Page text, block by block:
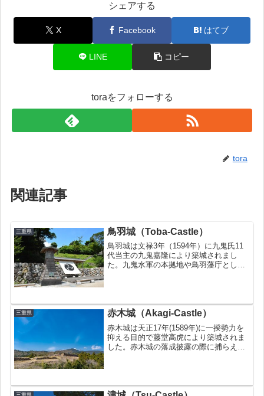
シェアする
X Facebook はてブ
LINE コピー
toraをフォローする
tora
関連記事
三重県 鳥羽城（Toba-Castle）
鳥羽城は文禄3年（1594年）に九鬼氏11
代当主の九鬼嘉隆により築城されまし
た。九鬼水軍の本拠地や鳥羽藩庁として
海側へ突出して...
三重県 赤木城（Akagi-Castle）
赤木城は天正17年(1589年)に一揆勢力を
抑える目的で藤堂高虎により築城されま
した。赤木城の落成披露の際に捕らえら
識続日本1...
三重県